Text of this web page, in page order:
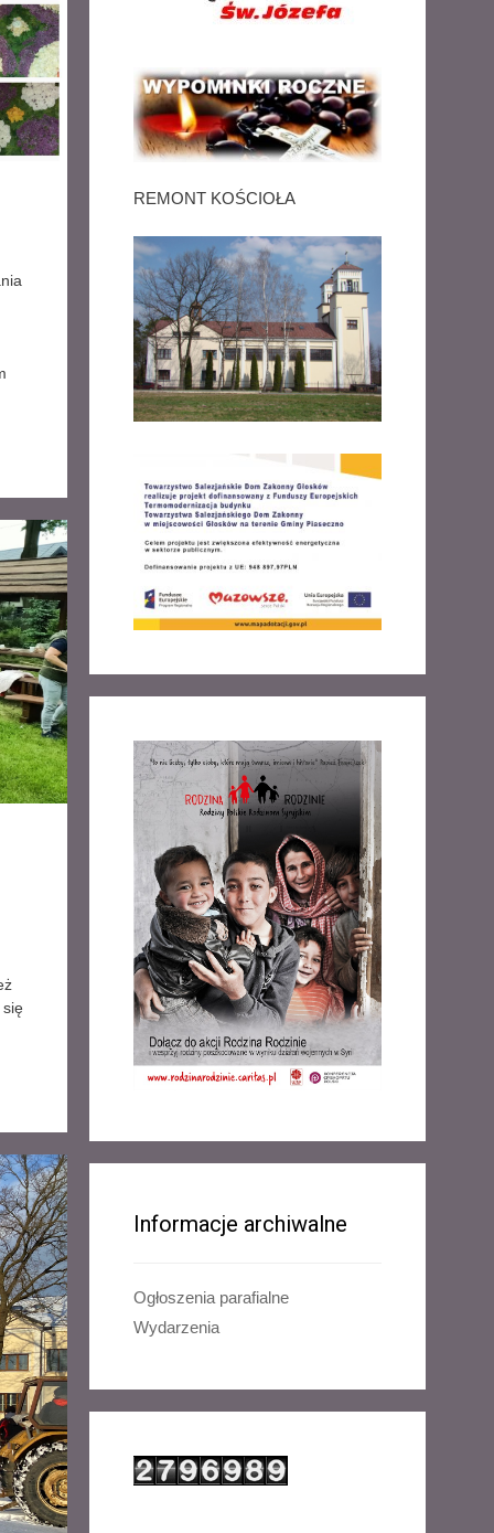
się
REMONT KOŚCIOŁA
Informacje archiwalne
Ogłoszenia parafialne
Wydarzenia